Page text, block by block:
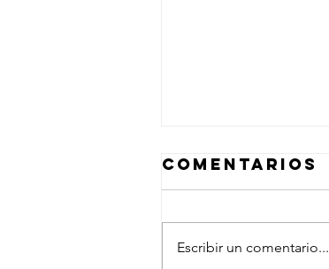
Comentarios
Escribir un comentario...